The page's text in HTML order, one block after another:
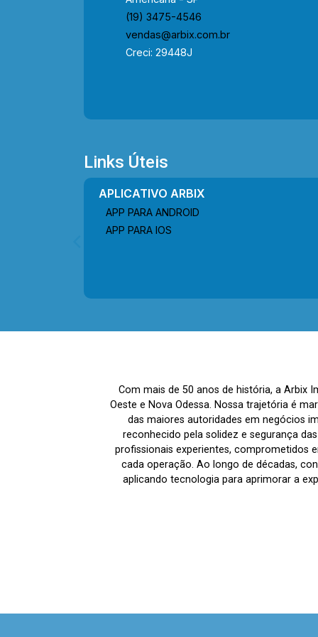
(19) 3475-4546
vendas@arbix.com.br
Creci: 29448J
Links Úteis
APLICATIVO ARBIX
APP PARA ANDROID
APP PARA IOS
Com mais de 50 anos de história, a Arbix
Oeste e Nova Odessa. Nossa trajetória é
das maiores autoridades em negócios
reconhecido pela solidez e segurança
profissionais experientes, comprometidos
cada operação. Ao longo de décadas,
aplicando tecnologia para aprimorar a